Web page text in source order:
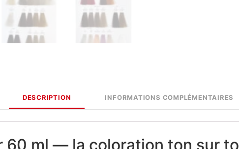
DESCRIPTION INFORMATIONS COMPLÉMENTAIRES
60 ml — la coloration ton sur